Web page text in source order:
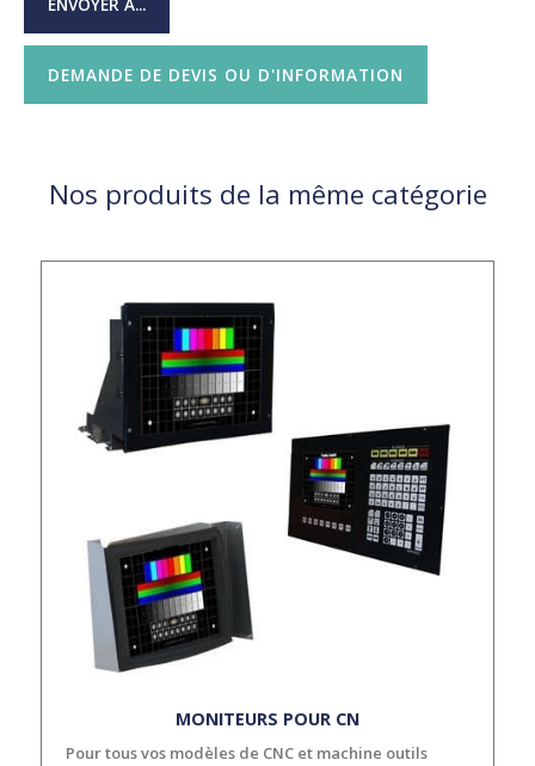
DEMANDE DE DEVIS OU D'INFORMATION
Nos produits de la même catégorie
MONITEURS POUR CN
Pour tous vos modèles de CNC et machine outils